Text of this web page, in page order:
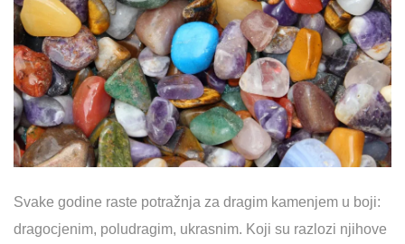
Svake godine raste potražnja za dragim kamenjem u boji:
dragocjenim, poludragim, ukrasnim. Koji su razlozi njihove